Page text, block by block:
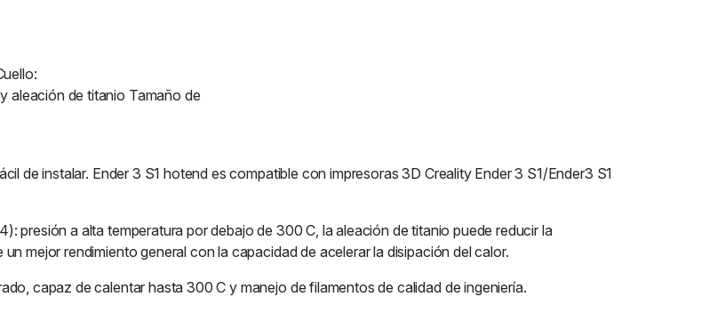
aleación de titanio Tamaño de
de instalar. Ender 3 S1 hotend es compatible con impresoras 3D Creality Ender 3 S1/Ender3 S1
presión a alta temperatura por debajo de 300 C, la aleación de titanio puede reducir la
mejor rendimiento general con la capacidad de acelerar la disipación del calor.
capaz de calentar hasta 300 C y manejo de filamentos de calidad de ingeniería.